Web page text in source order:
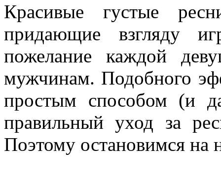
Красивые густые
придающие взгляду
пожелание каждой
мужчинам. Подобного
простым способом (и
правильный уход за
Поэтому остановимся на